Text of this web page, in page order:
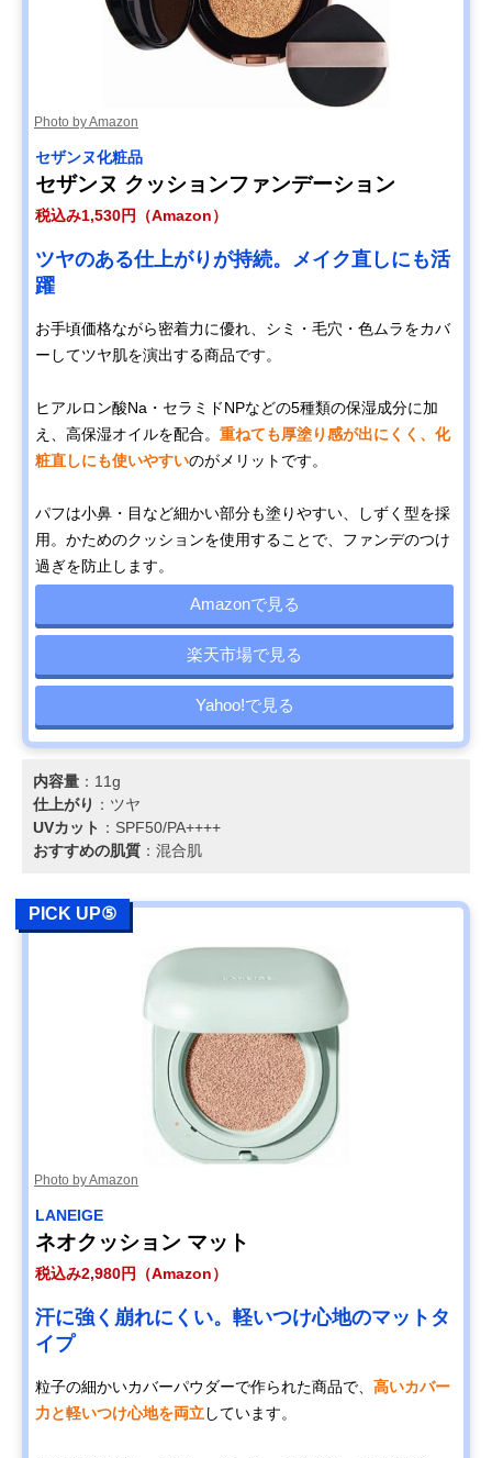
Photo by Amazon
セザンヌ化粧品
セザンヌ クッションファンデーション
税込み1,530円（Amazon）
ツヤのある仕上がりが持続。メイク直しにも活
躍
お手頃価格ながら密着力に優れ、シミ・毛穴・色ムラをカバ
ーしてツヤ肌を演出する商品です。
ヒアルロン酸Na・セラミドNPなどの5種類の保湿成分に加
え、高保湿オイルを配合。 重ねても厚塗り感が出にくく、化
粧直しにも使いやすいのがメリットです。
パフは小鼻・目など細かい部分も塗りやすい、しずく型を採
用。かためのクッションを使用することで、ファンデのつけ
過ぎを防止します。
Amazonで見る
楽天市場で見る
Yahoo!で見る
内容量 ：11g
仕上がり ：ツヤ
UVカット ：SPF50/PA++++
おすすめの肌質 ：混合肌
PICK UP⑤
Photo by Amazon
LANEIGE
ネオクッション マット
税込み2,980円（Amazon）
汗に強く崩れにくい。軽いつけ心地のマットタ
イプ
粒子の細かいカバーパウダーで作られた商品で、 高いカバー
力と軽いつけ心地を両立しています。